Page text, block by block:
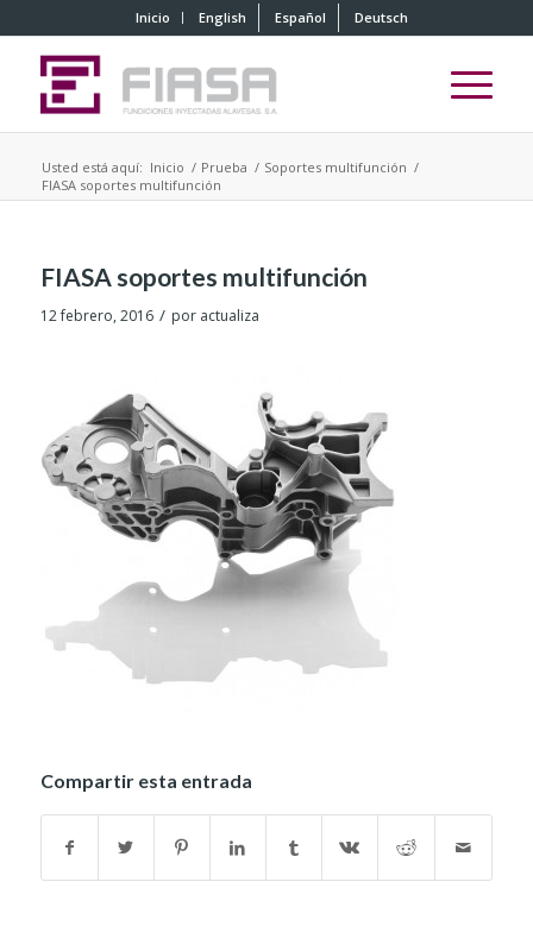
Inicio English Español Deutsch
Usted está aquí: Inicio / Prueba / Soportes multifunción /
FIASA soportes multifunción
FIASA soportes multifunción
12 febrero, 2016 / por actualiza
Compartir esta entrada